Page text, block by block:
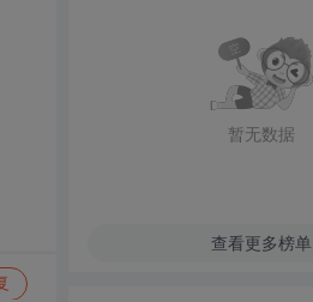
暂无数据
查看更多榜单